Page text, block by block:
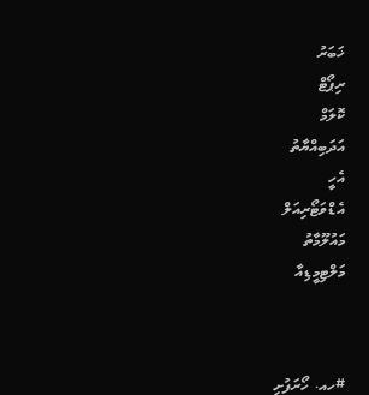
ޚަބަރު
ރިޕޯޓް
ކޮލަމް
އަދަބިއްޔާތު
އެހީ
އެޑްވަޓޯރިއަލް
މައުލޫމާތު
މަލްޓިމީޑިއާ
#ހއ. ހޯރަފުށި